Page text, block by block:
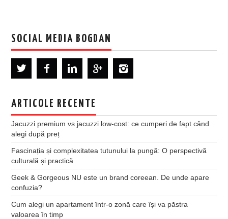
SOCIAL MEDIA BOGDAN
ARTICOLE RECENTE
Jacuzzi premium vs jacuzzi low-cost: ce cumperi de fapt când
alegi după preț
Fascinația și complexitatea tutunului la pungă: O perspectivă
culturală și practică
Geek & Gorgeous NU este un brand coreean. De unde apare
confuzia?
Cum alegi un apartament într-o zonă care își va păstra
valoarea în timp